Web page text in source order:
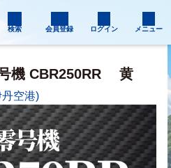
検索 会員登録 ログイン メニュー
機 CBR250RR 黄
空港)